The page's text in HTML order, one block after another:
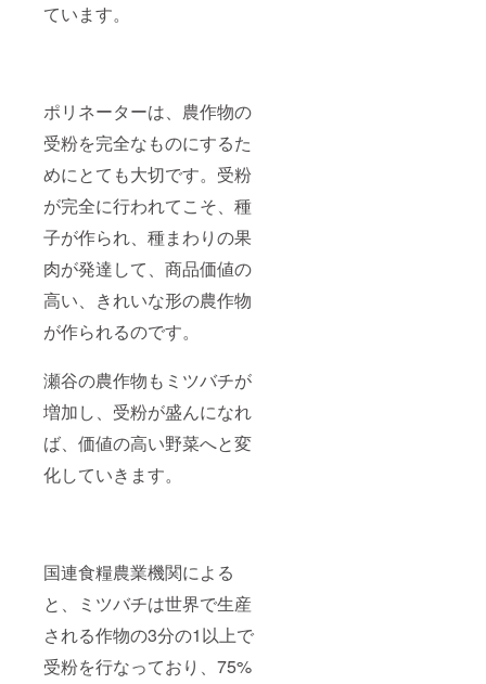
ています。
ポリネーターは、農作物の
受粉を完全なものにするた
めにとても大切です。受粉
が完全に行われてこそ、種
子が作られ、種まわりの果
肉が発達して、商品価値の
高い、きれいな形の農作物
が作られるのです。
瀬谷の農作物もミツバチが
増加し、受粉が盛んになれ
ば、価値の高い野菜へと変
化していきます。
国連食糧農業機関による
と、ミツバチは世界で生産
される作物の3分の1以上で
受粉を行なっており、75%